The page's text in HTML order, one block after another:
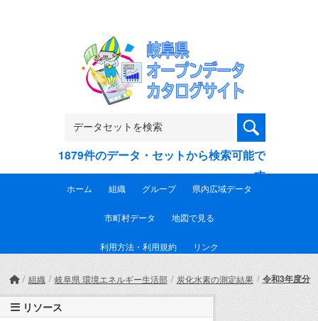
1879件のデータ・セットから検索可能で
す
ホーム 組織 グループ 県内広域データ
市町村データ 地図で見る
利用方法・利用規約 リンク
組織 岐阜県 環境エネルギー生活部 炭化水素の測定結果 令和3年度分
リソース